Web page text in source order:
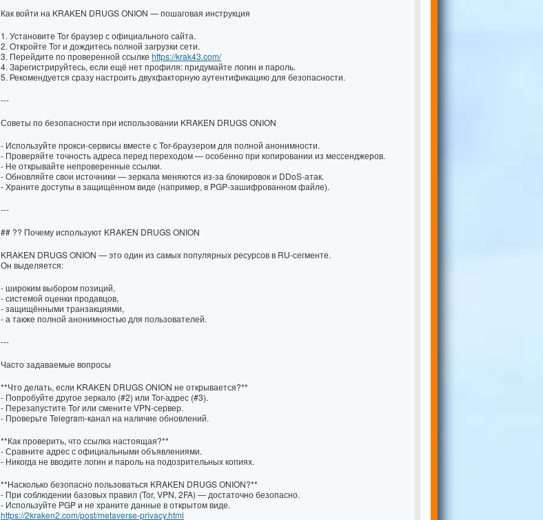
Как войти на KRAKEN DRUGS ONION — пошаговая инструкция
1. Установите Tor браузер с официального сайта.
2. Откройте Tor и дождитесь полной загрузки сети.
3. Перейдите по проверенной ссылке https://krak43.com/
4. Зарегистрируйтесь, если ещё нет профиля: придумайте логин и пароль.
5. Рекомендуется сразу настроить двухфакторную аутентификацию для безопасности.
---
Советы по безопасности при использовании KRAKEN DRUGS ONION
- Используйте прокси-сервисы вместе с Tor-браузером для полной анонимности.
- Проверяйте точность адреса перед переходом — особенно при копировании из мессенджеров.
- Не открывайте непроверенные ссылки.
- Обновляйте свои источники — зеркала меняются из-за блокировок и DDoS-атак.
- Храните доступы в защищённом виде (например, в PGP-зашифрованном файле).
---
## ?? Почему используют KRAKEN DRUGS ONION
KRAKEN DRUGS ONION — это один из самых популярных ресурсов в RU-сегменте.
Он выделяется:
- широким выбором позиций,
- системой оценки продавцов,
- защищёнными транзакциями,
- а также полной анонимностью для пользователей.
---
Часто задаваемые вопросы
**Что делать, если KRAKEN DRUGS ONION не открывается?**
- Попробуйте другое зеркало (#2) или Tor-адрес (#3).
- Перезапустите Tor или смените VPN-сервер.
- Проверьте Telegram-канал на наличие обновлений.
**Как проверить, что ссылка настоящая?**
- Сравните адрес с официальными объявлениями.
- Никогда не вводите логин и пароль на подозрительных копиях.
**Насколько безопасно пользоваться KRAKEN DRUGS ONION?**
- При соблюдении базовых правил (Tor, VPN, 2FA) — достаточно безопасно.
- Используйте PGP и не храните данные в открытом виде.
https://2kraken2.com/post/metaverse-privacy.html